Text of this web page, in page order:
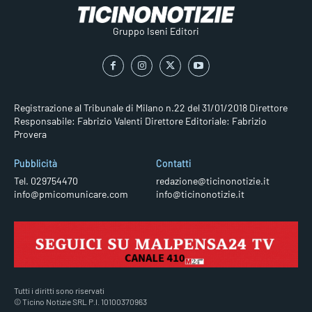
Gruppo Iseni Editori
Registrazione al Tribunale di Milano n.22 del 31/01/2018 Direttore
Responsabile: Fabrizio Valenti Direttore Editoriale: Fabrizio
Provera
Pubblicità
Tel. 029754470
info@pmicomunicare.com
Contatti
redazione@ticinonotizie.it
info@ticinonotizie.it
Tutti i diritti sono riservati
© Ticino Notizie SRL P.I. 10100370963